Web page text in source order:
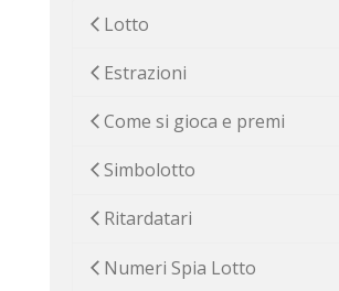
Lotto
Estrazioni
Come si gioca e premi
Simbolotto
Ritardatari
Numeri Spia Lotto